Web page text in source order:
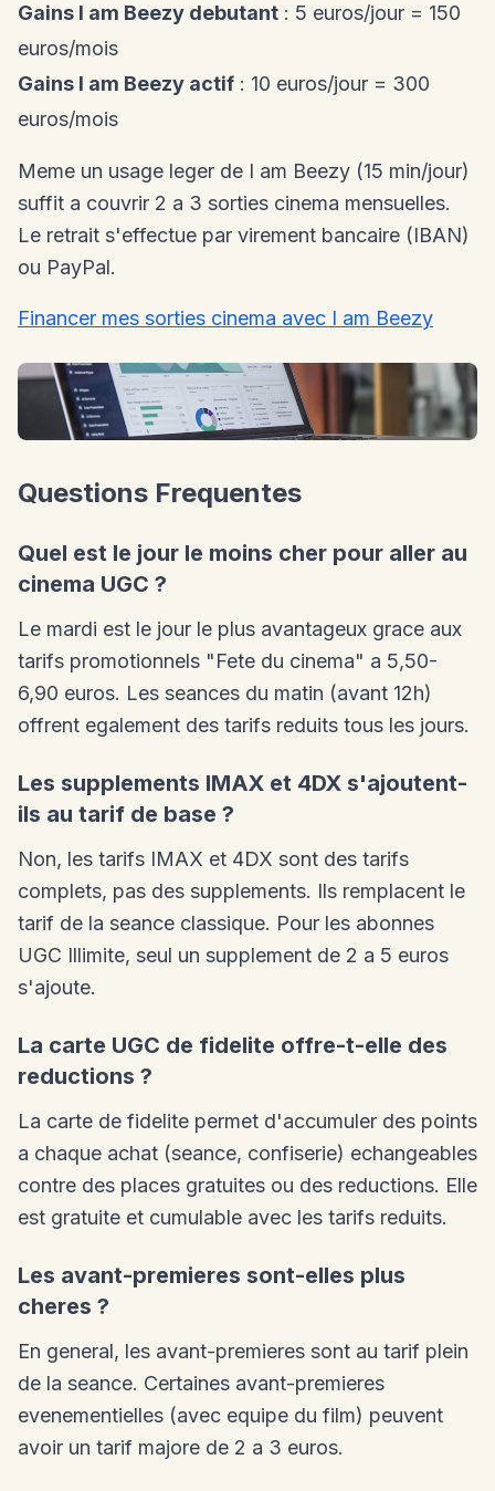
Gains I am Beezy debutant : 5 euros/jour = 150
euros/mois
Gains I am Beezy actif : 10 euros/jour = 300
euros/mois
Meme un usage leger de I am Beezy (15 min/jour)
suffit a couvrir 2 a 3 sorties cinema mensuelles.
Le retrait s'effectue par virement bancaire (IBAN)
ou PayPal.
Financer mes sorties cinema avec I am Beezy
Questions Frequentes
Quel est le jour le moins cher pour aller au
cinema UGC ?
Le mardi est le jour le plus avantageux grace aux
tarifs promotionnels "Fete du cinema" a 5,50-
6,90 euros. Les seances du matin (avant 12h)
offrent egalement des tarifs reduits tous les jours.
Les supplements IMAX et 4DX s'ajoutent-
ils au tarif de base ?
Non, les tarifs IMAX et 4DX sont des tarifs
complets, pas des supplements. Ils remplacent le
tarif de la seance classique. Pour les abonnes
UGC Illimite, seul un supplement de 2 a 5 euros
s'ajoute.
La carte UGC de fidelite offre-t-elle des
reductions ?
La carte de fidelite permet d'accumuler des points
a chaque achat (seance, confiserie) echangeables
contre des places gratuites ou des reductions. Elle
est gratuite et cumulable avec les tarifs reduits.
Les avant-premieres sont-elles plus
cheres ?
En general, les avant-premieres sont au tarif plein
de la seance. Certaines avant-premieres
evenementielles (avec equipe du film) peuvent
avoir un tarif majore de 2 a 3 euros.